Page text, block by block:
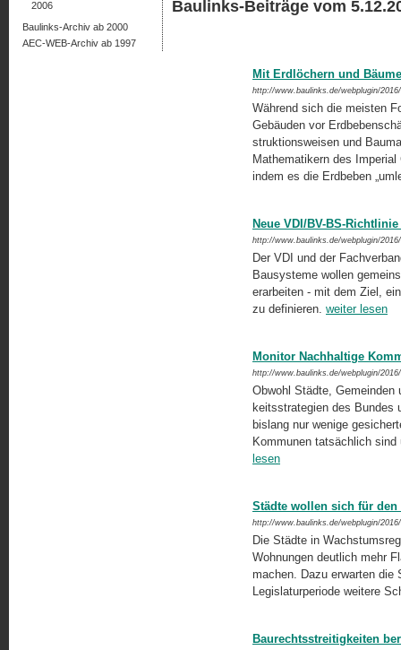
Baulinks-Beiträge vom
Mit Erdlöchern und
http://www.baulinks.de/webplugin/
Während sich die meisten
Gebäuden vor
struktionsweisen und
Mathematikern des
indem es die Erdbeben
Neue VDI/BV-BS-
http://www.baulinks.de/webplugin/
Der VDI und der
Bausysteme wollen
erarbeiten - mit dem Ziel,
zu definieren. weiter lesen
Monitor Nachhaltige
http://www.baulinks.de/webplugin/
Obwohl Städte,
keitsstrategien des Bundes
bislang nur wenige
Kommunen tatsächlich
lesen
Städte wollen sich für
http://www.baulinks.de/webplugin/
Die Städte in
Wohnungen deutlich mehr
machen. Dazu erwarten die
Legislaturperiode weitere
Baurechtsstreitigkeiten
2006
Baulinks-Archiv ab 2000
AEC-WEB-Archiv ab 1997